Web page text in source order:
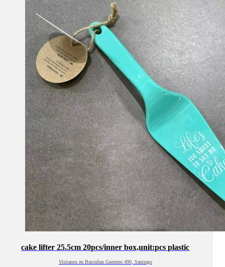
cake lifter 25.5cm 20pcs/inner box,unit:pcs plastic
Visitanos en Bascuñan Guerrero 490, Santiago